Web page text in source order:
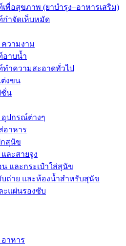
พื่อสุขภาพ (ยาบำรุง+อาหารเสริม)
ำจัดเห็บหมัด
วามงาม
าบน้ำ
ำความสะอาดทั่วไป
งขน
ชั่น
ปกรณ์ต่างๆ
อาหาร
สุนัข
ละสายจูง
และกระเป๋าใส่สุนัข
ถ่าย และห้องน้ำสำหรับสุนัข
ะแผ่นรองซับ
าหาร